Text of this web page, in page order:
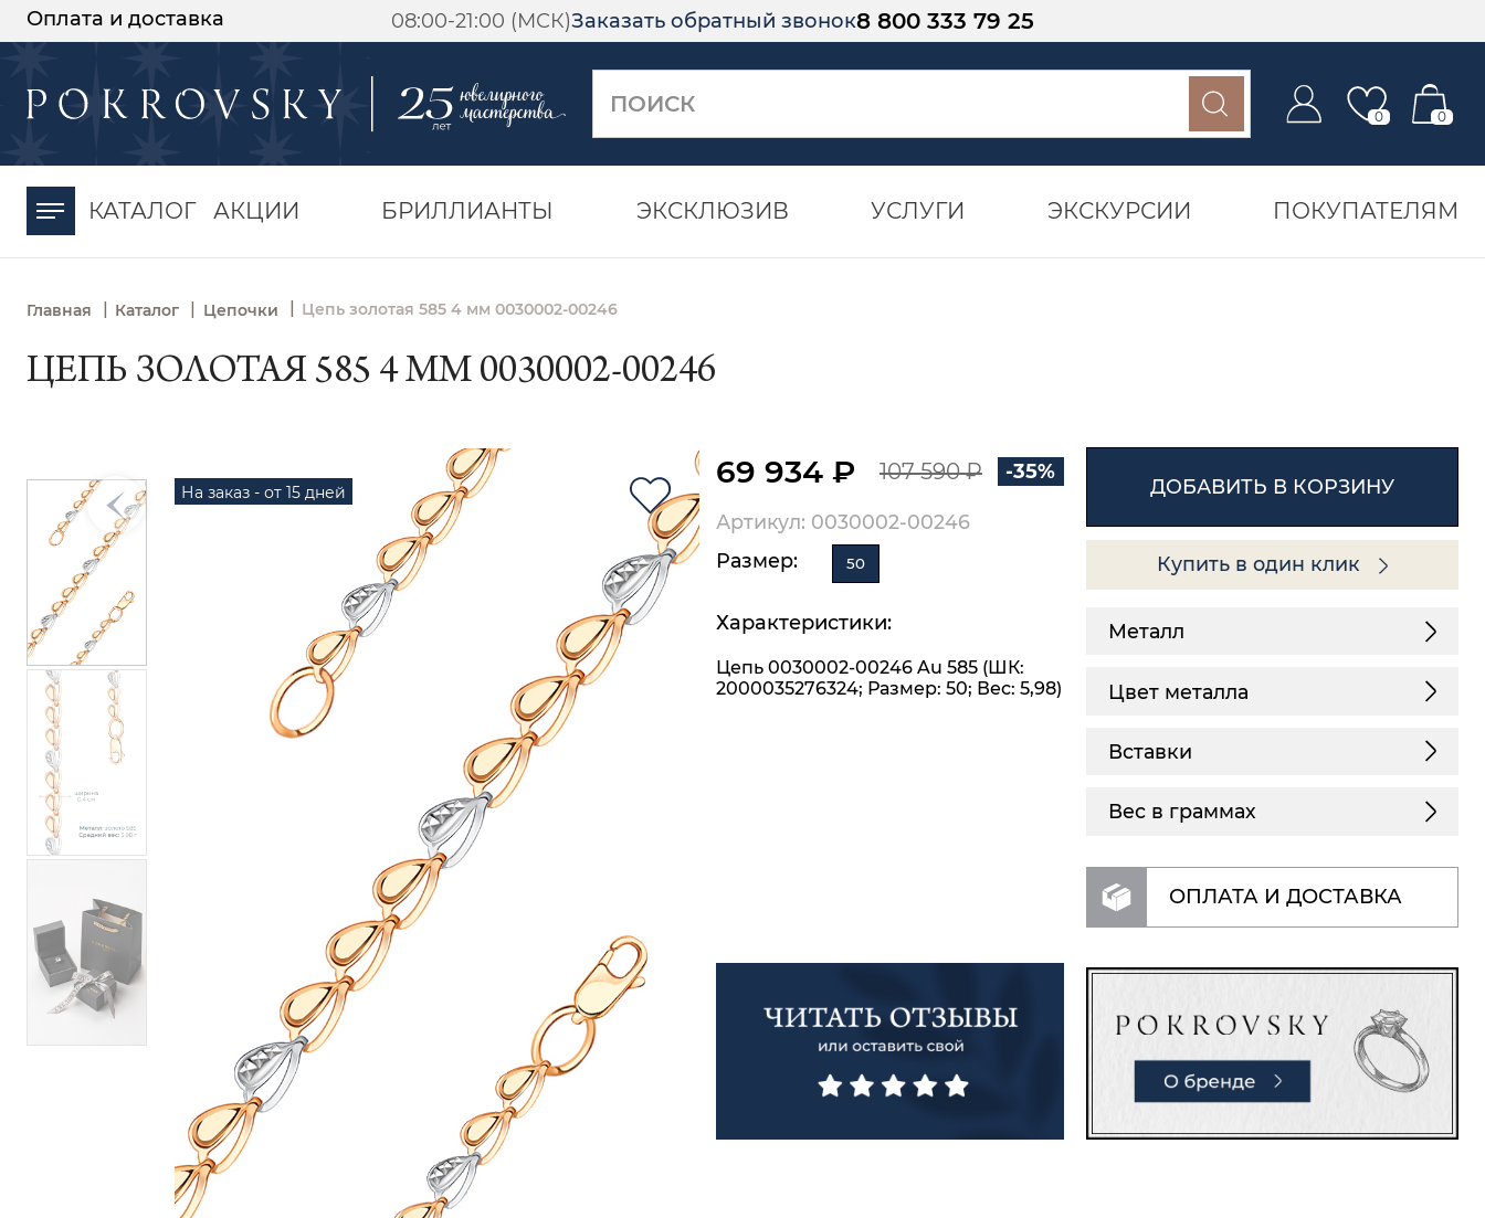
Оплата и доставка 08:00-21:00 (МСК)Заказать обратный звонок8 800 333 79 25
0 0
КАТАЛОГ АКЦИИ БРИЛЛИАНТЫ ЭКСКЛЮЗИВ УСЛУГИ ЭКСКУРСИИ ПОКУПАТЕЛЯМ
Главная | Каталог | Цепочки Цепь золотая 585 4 мм 0030002-00246
ЦЕПЬ ЗОЛОТАЯ 585 4 ММ 0030002-00246
На заказ - от 15 дней
69 934 ₽ 107 590 ₽ -35%
Артикул: 0030002-00246
Размер:
50
Характеристики:
Цепь 0030002-00246 Au 585 (ШК:
2000035276324; Размер: 50; Вес: 5,98)
ДОБАВИТЬ В КОРЗИНУ
Купить в один клик
Металл
Цвет металла
Вставки
Вес в граммах
ОПЛАТА И ДОСТАВКА
-30%
момента оплаты